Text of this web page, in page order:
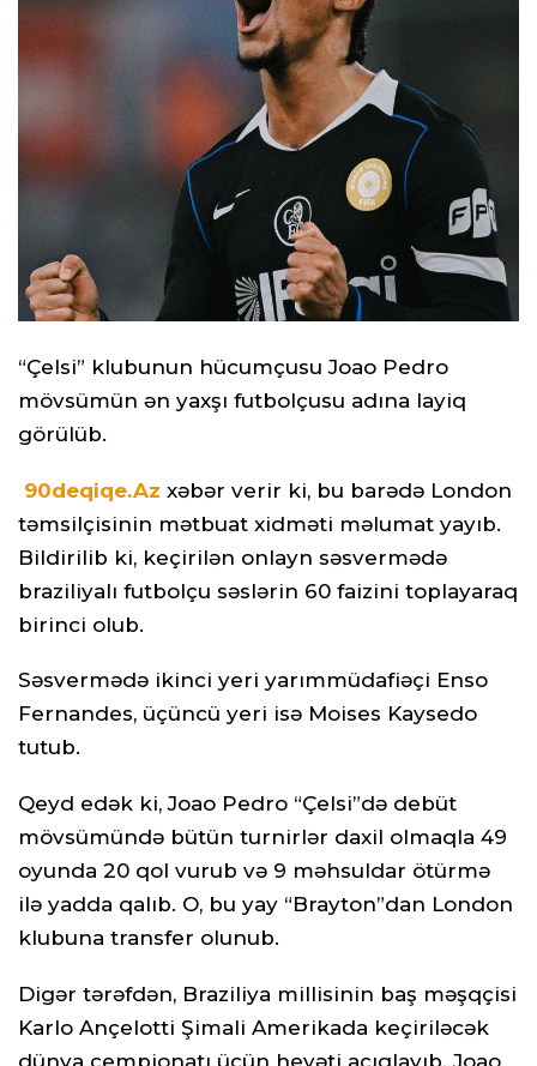
“Çelsi” klubunun hücumçusu Joao Pedro
mövsümün ən yaxşı futbolçusu adına layiq
görülüb.
90deqiqe.Az xəbər verir ki, bu barədə London
təmsilçisinin mətbuat xidməti məlumat yayıb.
Bildirilib ki, keçirilən onlayn səsvermədə
braziliyalı futbolçu səslərin 60 faizini toplayaraq
birinci olub.
Səsvermədə ikinci yeri yarımmüdafiəçi Enso
Fernandes, üçüncü yeri isə Moises Kaysedo
tutub.
Qeyd edək ki, Joao Pedro “Çelsi”də debüt
mövsümündə bütün turnirlər daxil olmaqla 49
oyunda 20 qol vurub və 9 məhsuldar ötürmə
ilə yadda qalıb. O, bu yay “Brayton”dan London
klubuna transfer olunub.
Digər tərəfdən, Braziliya millisinin baş məşqçisi
Karlo Ançelotti Şimali Amerikada keçiriləcək
dünya çempionatı üçün heyəti açıqlayıb. Joao